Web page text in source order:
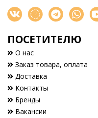
ПОСЕТИТЕЛЮ
О нас
Заказ товара, оплата
Доставка
Контакты
Бренды
Вакансии